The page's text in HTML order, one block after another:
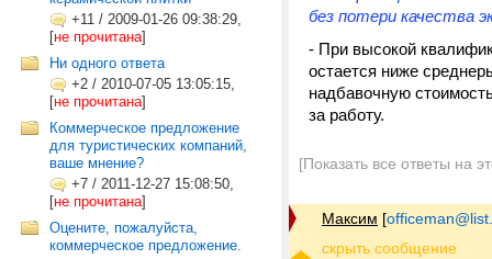
+11 / 2009-01-26 09:38:29,
[не прочитана]
Ни одного ответа
+2 / 2010-07-05 13:05:15,
[не прочитана]
Коммерческое предложение
для туристических компаний,
ваше мнение?
+7 / 2011-12-27 15:08:50,
[не прочитана]
Оцените, пожалуйста,
коммерческое предложение.
без потери качества
- При высокой
остается ниже
надбавочную
за работу.
[Показать все ответы на
Максим [